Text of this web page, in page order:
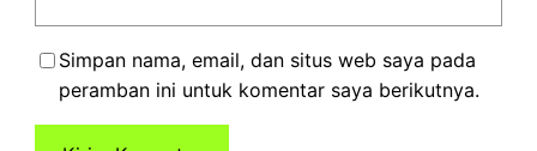
Simpan nama, email, dan situs web saya pada
peramban ini untuk komentar saya berikutnya.